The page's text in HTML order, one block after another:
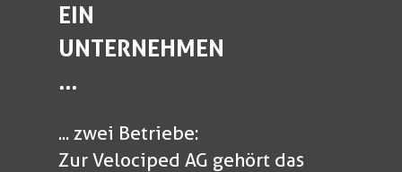
EIN
UNTERNEHMEN
...
... zwei Betriebe:
Zur Velociped AG gehört das